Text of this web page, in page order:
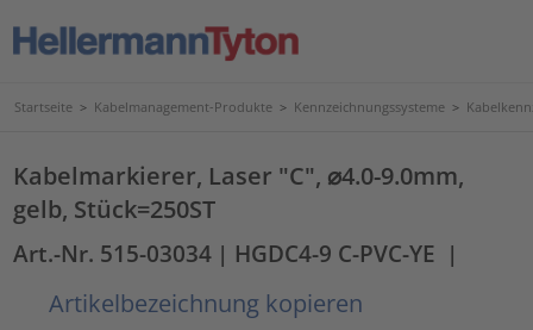
Startseite > Kabelmanagement-Produkte > Kennzeichnungssysteme >
Kabelmarkierer, Laser "C", ⌀4.0-9.0mm,
gelb, Stück=250ST
Art.-Nr. 515-03034 | HGDC4-9 C-PVC-YE |
Artikelbezeichnung kopieren